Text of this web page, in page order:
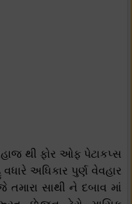
થી ફોર ઓફ પેટાકપ્સ
અધિકાર પુર્ણ વેવહાર
તમારા સાથી ને દબાવ માં